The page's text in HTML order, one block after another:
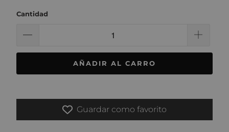
Cantidad
AÑADIR AL CARRO
Guardar como favorito